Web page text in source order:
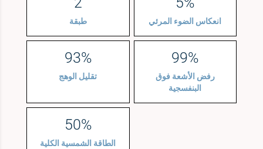
طبقة انعكاس الضوء المرئي
93%
تقليل الوهج
99%
رفض الأشعة فوق
البنفسجية
50%
الطاقة الشمسية الكلية